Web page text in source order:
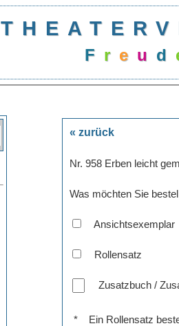
F reu d
« zurück
Nr. 958 Erben leicht
Was möchten Sie
Ansichtsexemplar
Rollensatz
Zusatzbuch /
*
Ein Rollensatz